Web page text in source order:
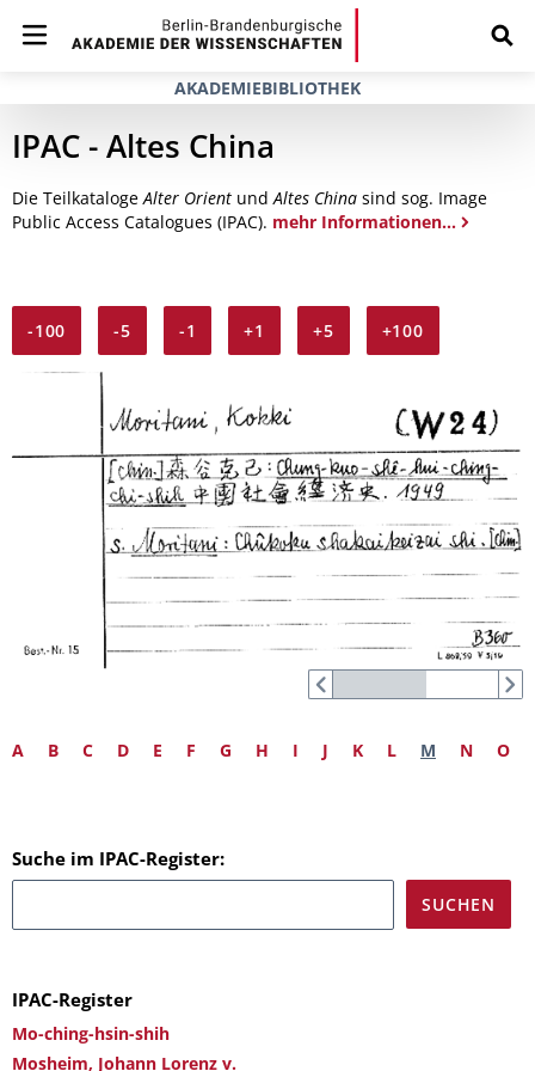
AKADEMIEBIBLIOTHEK
IPAC - Altes China
Die TeilkatalogeAlter Orient undAltes China sind sog. Image
Public Access Catalogues (IPAC). mehr Informationen...
-100 -5 -1 +1 +5 +100
A B C D E F G H I J K L M N O
Suche im IPAC-Register:
IPAC-Register
Mo-ching-hsin-shih
Mosheim, Johann Lorenz v.